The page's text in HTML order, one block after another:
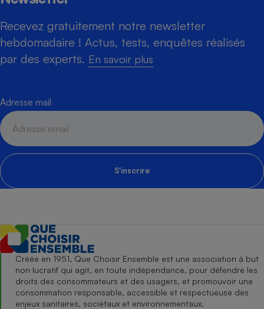
Recevez gratuitement notre newsletter
hebdomadaire ! Actus, tests, enquêtes réalisés
par des experts. En savoir plus
Adresse mail
S'inscrire
Créée en 1951, Que Choisir Ensemble est une association à but
non lucratif qui agit, en toute indépendance, pour défendre les
droits des consommateurs et des usagers, et promouvoir une
consommation responsable, accessible et respectueuse des
enjeux sanitaires, sociétaux et environnementaux.